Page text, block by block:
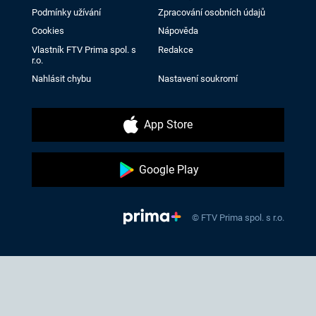
Podmínky užívání
Zpracování osobních údajů
Cookies
Nápověda
Vlastník FTV Prima spol. s
r.o.
Redakce
Nahlásit chybu Nastavení soukromí
App Store
Google Play
© FTV Prima spol. s r.o.